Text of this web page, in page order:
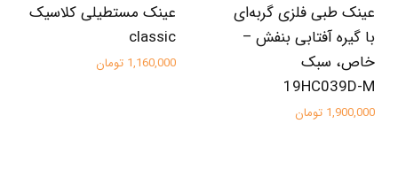
عینک طبی فلزی گربه‌ای
با گیره آفتابی بنفش –
خاص، سبک
19HC039D-M
1,900,000 تومان
عینک مستطیلی کلاسیک
classic
1,160,000 تومان